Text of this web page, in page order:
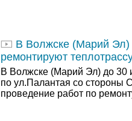
В Волжске (Марий Эл)
ремонтируют
В Волжске (Марий Эл) до 30
по ул.Палантая со стороны
проведение работ по